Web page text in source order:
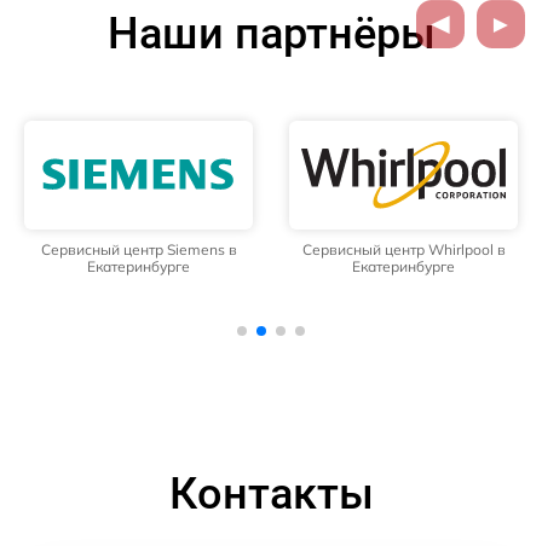
Наши партнёры
Сервисный центр Siemens в
Екатеринбурге
Сервисный центр Whirlpool в
Екатеринбурге
Контакты